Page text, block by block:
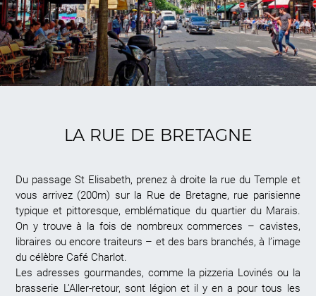
LA RUE DE BRETAGNE
Du passage St Elisabeth, prenez à droite la rue du Temple et
vous arrivez (200m) sur la Rue de Bretagne, rue parisienne
typique et pittoresque, emblématique du quartier du Marais.
On y trouve à la fois de nombreux commerces – cavistes,
libraires ou encore traiteurs – et des bars branchés, à l’image
du célèbre Café Charlot.
Les adresses gourmandes, comme la pizzeria Lovinés ou la
brasserie L’Aller-retour, sont légion et il y en a pour tous les